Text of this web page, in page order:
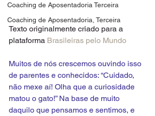
Coaching de Aposentadoria Terceira
Coaching de Aposentadoria, Terceira
Texto originalmente criado para a
plataforma Brasileiras pelo Mundo
Muitos de nós crescemos ouvindo isso
de parentes e conhecidos: “Cuidado,
não mexe aí! Olha que a curiosidade
matou o gato!” Na base de muito
daquilo que pensamos e sentimos, e